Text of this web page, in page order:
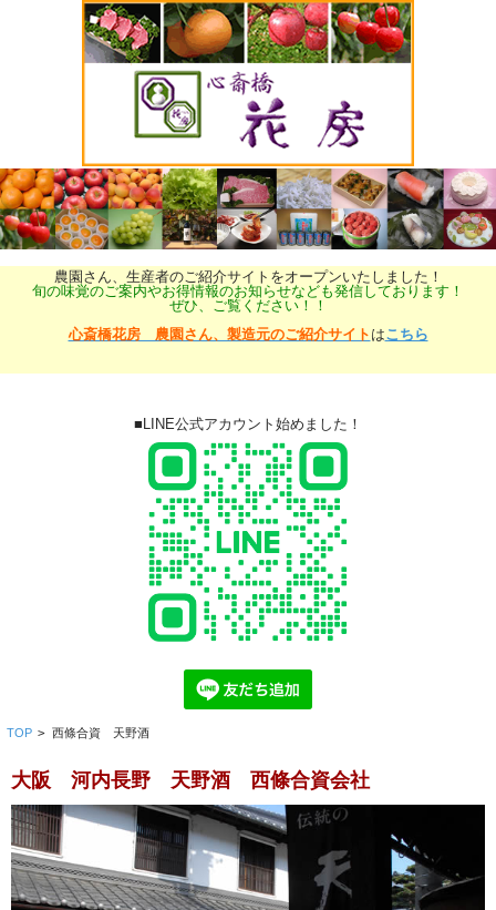
農園さん、生産者のご紹介サイトをオープンいたしました！
旬の味覚のご案内やお得情報のお知らせなども発信しております！
ぜひ、ご覧ください！！
心斎橋花房 農園さん、製造元のご紹介サイト はこちら
■LINE公式アカウント始めました！
TOP > 西條合資 天野酒
大阪 河内長野 天野酒 西條合資会社